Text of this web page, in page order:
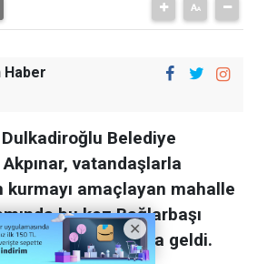
Haber
Belediye
vatandaşlarla
amaçlayan mahalle
bu kez Bağlarbaşı
bir araya geldi.